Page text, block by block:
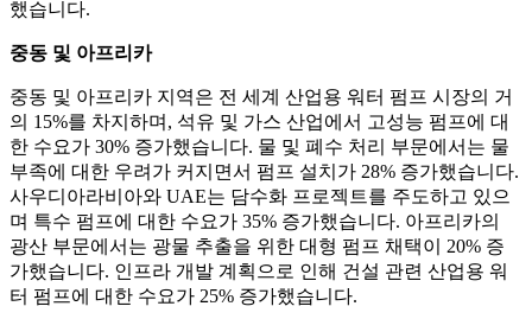
했습니다.
중동 및 아프리카
중동 및 아프리카 지역은 전 세계 산업용 워터 펌프 시장의 거
의 15%를 차지하며, 석유 및 가스 산업에서 고성능 펌프에 대
한 수요가 30% 증가했습니다. 물 및 폐수 처리 부문에서는 물
부족에 대한 우려가 커지면서 펌프 설치가 28% 증가했습니다.
사우디아라비아와 UAE는 담수화 프로젝트를 주도하고 있으
며 특수 펌프에 대한 수요가 35% 증가했습니다. 아프리카의
광산 부문에서는 광물 추출을 위한 대형 펌프 채택이 20% 증
가했습니다. 인프라 개발 계획으로 인해 건설 관련 산업용 워
터 펌프에 대한 수요가 25% 증가했습니다.